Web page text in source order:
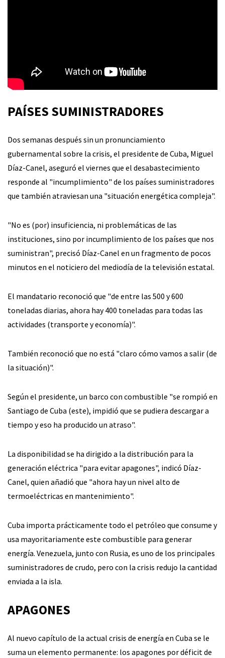
PAÍSES SUMINISTRADORES
Dos semanas después sin un pronunciamiento
gubernamental sobre la crisis, el presidente de Cuba, Miguel
Díaz-Canel, aseguró el viernes que el desabastecimiento
responde al "incumplimiento" de los países suministradores
que también atraviesan una "situación energética compleja".
"No es (por) insuficiencia, ni problemáticas de las
instituciones, sino por incumplimiento de los países que nos
suministran", precisó Díaz-Canel en un fragmento de pocos
minutos en el noticiero del mediodía de la televisión estatal.
El mandatario reconoció que "de entre las 500 y 600
toneladas diarias, ahora hay 400 toneladas para todas las
actividades (transporte y economía)".
También reconoció que no está "claro cómo vamos a salir (de
la situación)".
Según el presidente, un barco con combustible "se rompió en
Santiago de Cuba (este), impidió que se pudiera descargar a
tiempo y eso ha producido un atraso".
La disponibilidad se ha dirigido a la distribución para la
generación eléctrica "para evitar apagones", indicó Díaz-
Canel, quien añadió que "ahora hay un nivel alto de
termoeléctricas en mantenimiento".
Cuba importa prácticamente todo el petróleo que consume y
usa mayoritariamente este combustible para generar
energía. Venezuela, junto con Rusia, es uno de los principales
suministradores de crudo, pero con la crisis redujo la cantidad
enviada a la isla.
APAGONES
Al nuevo capítulo de la actual crisis de energía en Cuba se le
suma un elemento permanente: los apagones por déficit de